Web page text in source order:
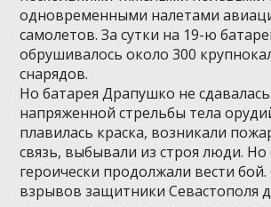
одновременными налетами
самолетов. За сутки на 19-ю
обрушивалось около 300
снарядов.
Но батарея Драпушко не
напряженной стрельбы тела
плавилась краска, возникали
связь, выбывали из строя люди.
героически продолжали вести
взрывов защитники Севастополя